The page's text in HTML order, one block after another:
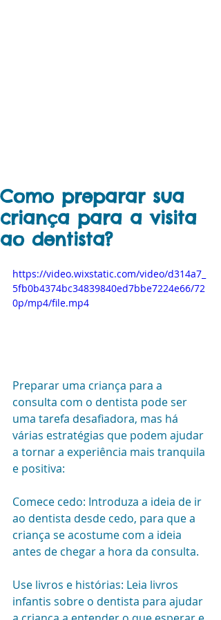
Como preparar sua
criança para a visita
ao dentista?
https://video.wixstatic.com/video/d314a7_
5fb0b4374bc34839840ed7bbe7224e66/72
0p/mp4/file.mp4
Preparar uma criança para a
consulta com o dentista pode ser
uma tarefa desafiadora, mas há
várias estratégias que podem ajudar
a tornar a experiência mais tranquila
e positiva:
Comece cedo: Introduza a ideia de ir
ao dentista desde cedo, para que a
criança se acostume com a ideia
antes de chegar a hora da consulta.
Use livros e histórias: Leia livros
infantis sobre o dentista para ajudar